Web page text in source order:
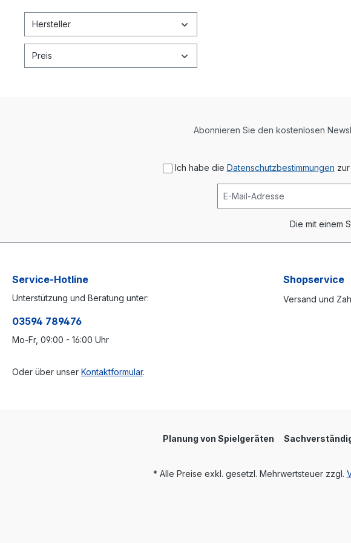
Hersteller
Preis
Abonnieren Sie den kostenlosen
Ich habe die Datenschutzbestimmungen
Die mit einem
Service-Hotline
Unterstützung und Beratung unter:
03594 789476
Mo-Fr, 09:00 - 16:00 Uhr
Oder über unser Kontaktformular.
Shopservice
Versand und
Planung von Spielgeräten
* Alle Preise exkl. gesetzl. Mehrwertsteuer zzgl.